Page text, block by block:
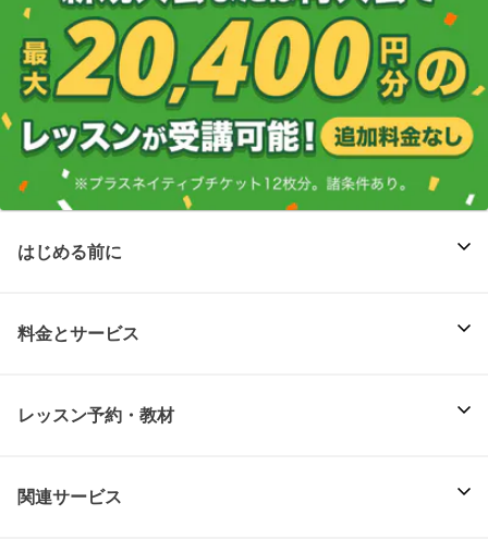
はじめる前に
料金とサービス
レッスン予約・教材
関連サービス